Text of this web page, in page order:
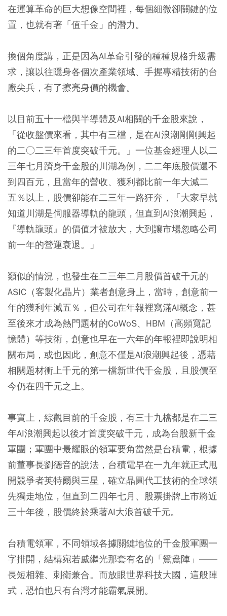
在運算革命的巨大想像空間裡，每個細微卻關鍵的位
置，也就有著「值千金」的潛力。
換個角度講，正是因為AI革命引發的種種規格升級需
求，讓以往隱身各個次產業領域、手握專精技術的台
廠尖兵，有了擦亮身價的機會。
以目前五十一檔與半導體及AI相關的千金股來說，
「從收盤價來看，其中有三檔，是在AI浪潮剛剛興起
的二○二三年首度突破千元。」一位基金經理人以二
三年七月躋身千金股的川湖為例，二二年底股價還不
到四百元，且當年的營收、獲利都比前一年大減二
五％以上，股價卻能在二三年一路狂奔，「大家早就
知道川湖是伺服器導軌的龍頭，但直到AI浪潮興起，
『導軌龍頭』的價值才被放大，大到讓市場忽略公司
前一年的營運衰退。」
類似的情況，也發生在二三年二月股價首破千元的
ASIC（客製化晶片）業者創意身上，當時，創意前一
年的獲利年減五％，但公司在年報裡寫滿AI概念，甚
至後來才成為熱門題材的CoWoS、HBM（高頻寬記
憶體）等技術，創意也早在一六年的年報裡即說明相
關布局，或也因此，創意不僅是AI浪潮興起後，憑藉
相關題材衝上千元的第一檔新世代千金股，且股價至
今仍在四千元之上。
事實上，綜觀目前的千金股，有三十九檔都是在二三
年AI浪潮興起以後才首度突破千元，成為台股新千金
軍團；軍團中最耀眼的領軍要角當然是台積電，根據
前董事長劉德音的說法，台積電早在一九年就正式甩
開競爭者英特爾與三星，確立晶圓代工技術的全球領
先獨走地位，但直到二四年七月、股票掛牌上市將近
三十年後，股價終於乘著AI大浪首破千元。
台積電領軍，不同領域各據關鍵地位的千金股軍團一
字排開，結構宛若戚繼光那套有名的「鴛鴦陣」——
長短相雜、刺衛兼合。而放眼世界科技大國，這般陣
式，恐怕也只有台灣才能霸氣展開。